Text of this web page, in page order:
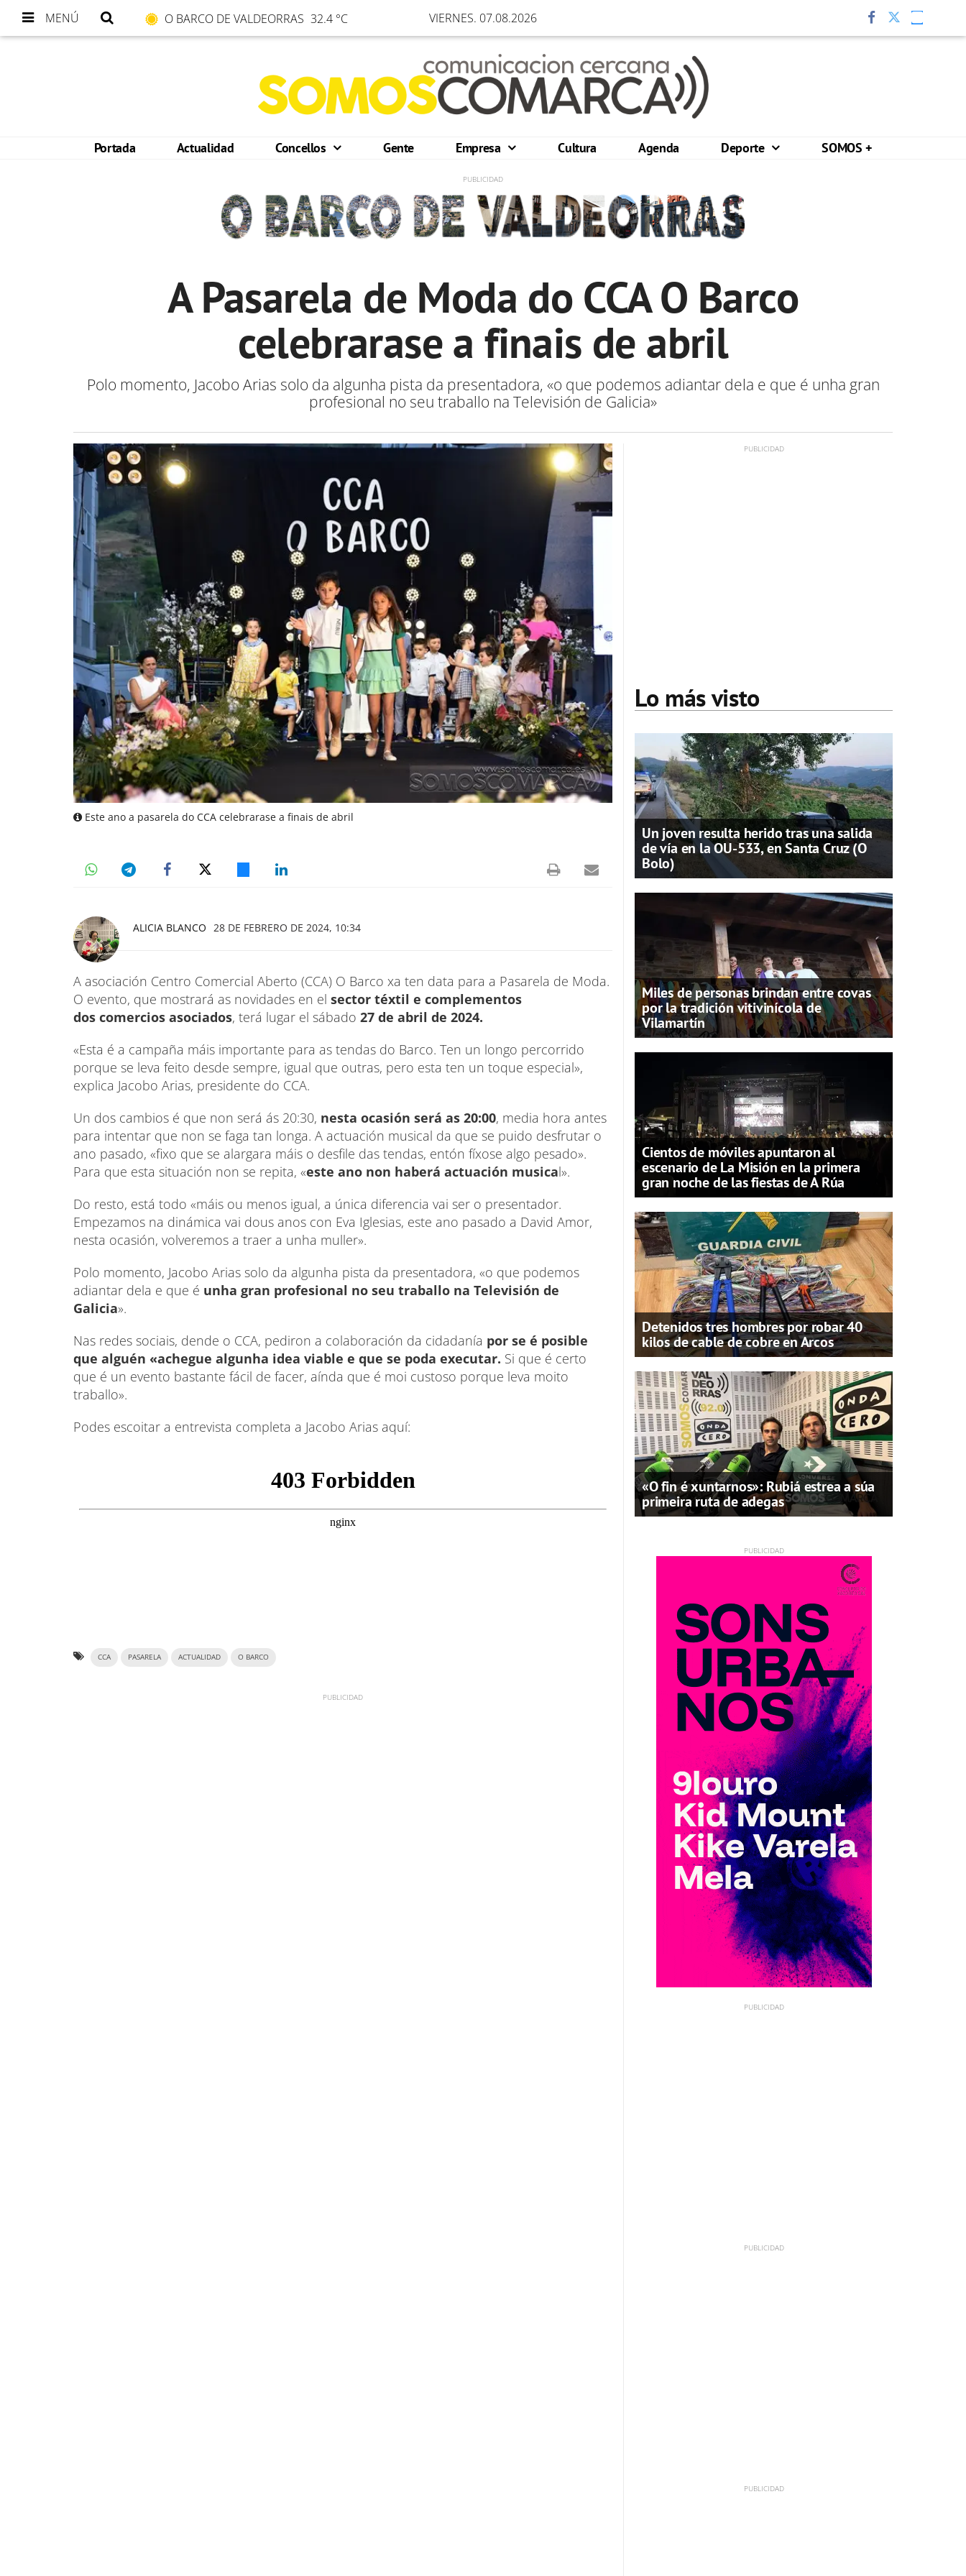
MENÚ O BARCO DE VALDEORRAS 32.4 °C VIERNES. 07.08.2026
Portada Actualidad Concellos Gente Empresa Cultura Agenda Deporte SOMOS +
A Pasarela de Moda do CCA O Barco
celebrarase a finais de abril
Polo momento, Jacobo Arias solo da algunha pista da presentadora, «o que podemos adiantar dela e que é unha gran
profesional no seu traballo na Televisión de Galicia»
Este ano a pasarela do CCA celebrarase a finais de abril
ALICIA BLANCO 28 DE FEBRERO DE 2024, 10:34
A asociación Centro Comercial Aberto (CCA) O Barco xa ten data para a Pasarela de Moda.
O evento, que mostrará as novidades en el sector téxtil e complementos
dos comercios asociados, terá lugar el sábado 27 de abril de 2024.
«Esta é a campaña máis importante para as tendas do Barco. Ten un longo percorrido
porque se leva feito desde sempre, igual que outras, pero esta ten un toque especial»,
explica Jacobo Arias, presidente do CCA.
Un dos cambios é que non será ás 20:30, nesta ocasión será as 20:00, media hora antes
para intentar que non se faga tan longa. A actuación musical da que se puido desfrutar o
ano pasado, «fixo que se alargara máis o desfile das tendas, entón fíxose algo pesado».
Para que esta situación non se repita, «este ano non haberá actuación musical».
Do resto, está todo «máis ou menos igual, a única diferencia vai ser o presentador.
Empezamos na dinámica vai dous anos con Eva Iglesias, este ano pasado a David Amor,
nesta ocasión, volveremos a traer a unha muller».
Polo momento, Jacobo Arias solo da algunha pista da presentadora, «o que podemos
adiantar dela e que é unha gran profesional no seu traballo na Televisión de
Galicia».
Nas redes sociais, dende o CCA, pediron a colaboración da cidadanía por se é posible
que alguén «achegue algunha idea viable e que se poda executar. Si que é certo
que é un evento bastante fácil de facer, aínda que é moi custoso porque leva moito
traballo».
Podes escoitar a entrevista completa a Jacobo Arias aquí:
CCA PASARELA ACTUALIDAD O BARCO
Lo más visto
Un joven resulta herido tras una salida
de vía en la OU-533, en Santa Cruz (O
Bolo)
Miles de personas brindan entre covas
por la tradición vitivinícola de
Vilamartín
Cientos de móviles apuntaron al
escenario de La Misión en la primera
gran noche de las fiestas de A Rúa
Detenidos tres hombres por robar 40
kilos de cable de cobre en Arcos
«O fin é xuntarnos»: Rubiá estrea a súa
primeira ruta de adegas